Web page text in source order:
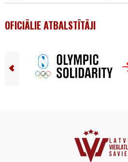
OFICIĀLIE ATBALSTĪTĀJI